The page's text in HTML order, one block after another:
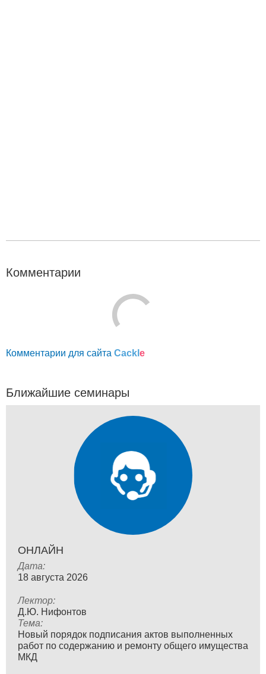
Комментарии
Комментарии для сайта Cackl e
Ближайшие семинары
ОНЛАЙН
Дата:
18 августа 2026
Лектор:
Д.Ю. Нифонтов
Тема:
Новый порядок подписания актов выполненных
работ по содержанию и ремонту общего имущества
МКД